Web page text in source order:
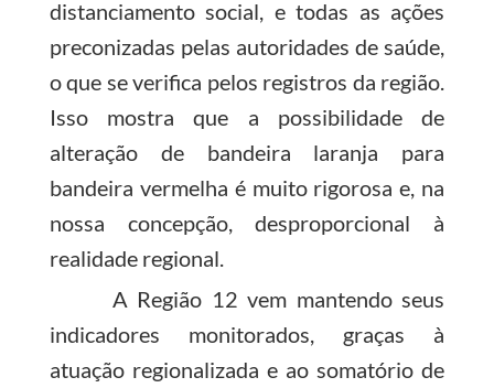
distanciamento social, e todas as ações
preconizadas pelas autoridades de saúde,
o que se verifica pelos registros da região.
Isso mostra que a possibilidade de
alteração de bandeira laranja para
bandeira vermelha é muito rigorosa e, na
nossa concepção, desproporcional à
realidade regional.
A Região 12 vem mantendo seus
indicadores monitorados, graças à
atuação regionalizada e ao somatório de